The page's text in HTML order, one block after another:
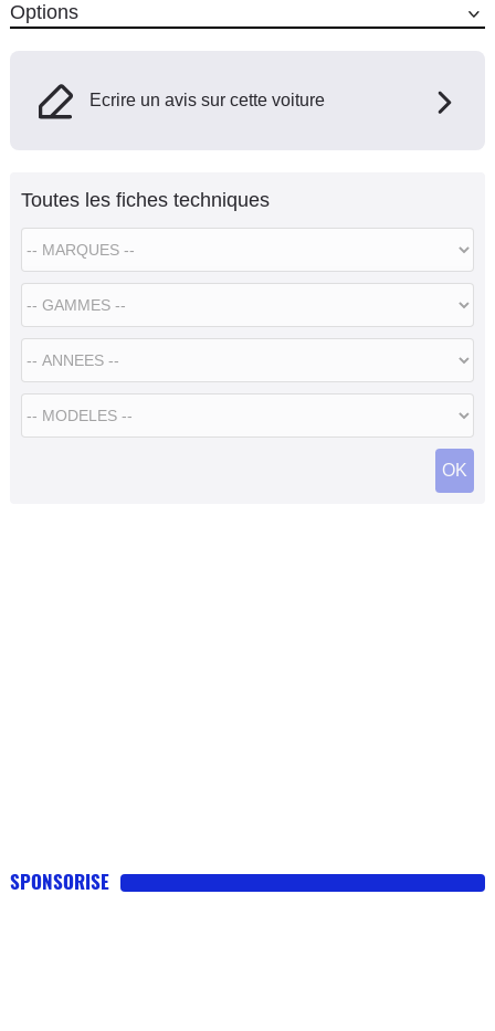
Options
Ecrire un avis sur cette voiture
Toutes les fiches techniques
SPONSORISE